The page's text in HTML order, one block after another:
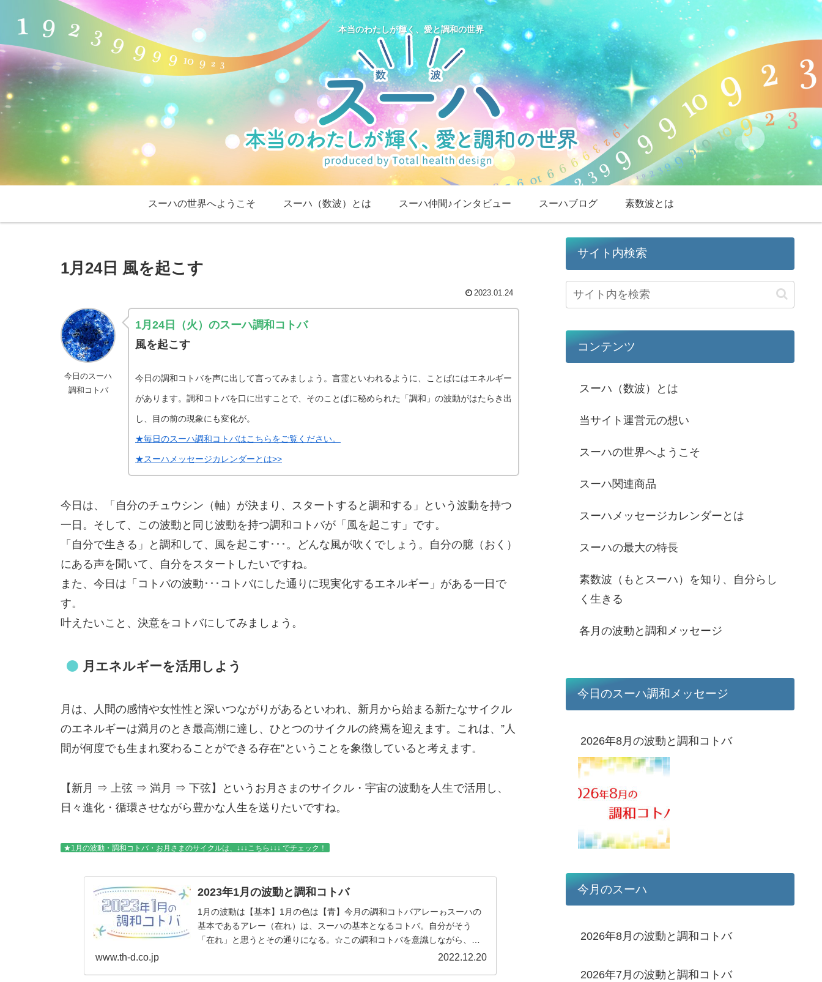
本当のわたしが輝く、愛と調和の世界
スーハの世界へようこそ スーハ（数波）とは スーハ仲間♪インタビュー スーハブログ 素数波とは
1月24日 風を起こす
2023.01.24
今日のスーハ
調和コトバ
1月24日（火）のスーハ調和コトバ
風を起こす
今日の調和コトバを声に出して言ってみましょう。言霊といわれるように、ことばにはエネルギー
があります。調和コトバを口に出すことで、そのことばに秘められた「調和」の波動がはたらき出
し、目の前の現象にも変化が。
★毎日のスーハ調和コトバはこちらをご覧ください。
★スーハメッセージカレンダーとは>>
今日は、「自分のチュウシン（軸）が決まり、スタートすると調和する」という波動を持つ
一日。そして、この波動と同じ波動を持つ調和コトバが「風を起こす」です。
「自分で生きる」と調和して、風を起こす･･･。どんな風が吹くでしょう。自分の臆（おく）
にある声を聞いて、自分をスタートしたいですね。
また、今日は「コトバの波動･･･コトバにした通りに現実化するエネルギー」がある一日で
す。
叶えたいこと、決意をコトバにしてみましょう。
月エネルギーを活用しよう
月は、人間の感情や女性性と深いつながりがあるといわれ、新月から始まる新たなサイクル
のエネルギーは満月のとき最高潮に達し、ひとつのサイクルの終焉を迎えます。これは、”人
間が何度でも生まれ変わることができる存在”ということを象徴していると考えます。
【新月 ⇒ 上弦 ⇒ 満月 ⇒ 下弦】というお月さまのサイクル・宇宙の波動を人生で活用し、
日々進化・循環させながら豊かな人生を送りたいですね。
★1月の波動・調和コトバ・お月さまのサイクルは、↓↓↓こちら↓↓↓ でチェック！
2023年1月の波動と調和コトバ
1月の波動は【基本】1月の色は【青】今月の調和コトバアレーゎスーハの
基本であるアレー（在れ）は、スーハの基本となるコトバ。自分がそう
「在れ」と思うとその通りになる。☆この調和コトバを意識しながら、毎
www.th-d.co.jp 2022.12.20
サイト内検索
コンテンツ
スーハ（数波）とは
当サイト運営元の想い
スーハの世界へようこそ
スーハ関連商品
スーハメッセージカレンダーとは
スーハの最大の特長
素数波（もとスーハ）を知り、自分らし
く生きる
各月の波動と調和メッセージ
今日のスーハ調和メッセージ
2026年8月の波動と調和コトバ
今月のスーハ
2026年8月の波動と調和コトバ
2026年7月の波動と調和コトバ